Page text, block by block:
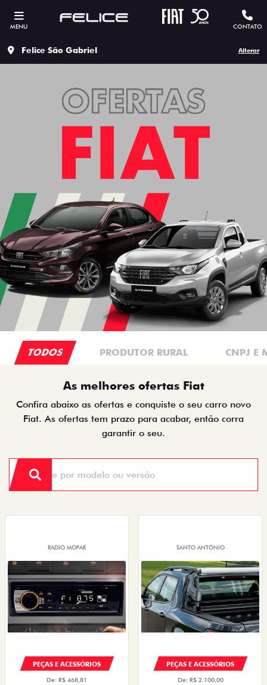
MENU CONTATO
Felice São Gabriel Alterar
TODOS PRODUTOR RURAL CNPJ E
As melhores ofertas Fiat
Confira abaixo as ofertas e conquiste o seu carro novo
Fiat. As ofertas tem prazo para acabar, então corra
garantir o seu.
RÁDIO MOPAR
PEÇAS E ACESSÓRIOS
De: R$ 468,81
SANTO ANTÔNIO
PEÇAS E ACESSÓRIOS
De: R$ 2.100,00